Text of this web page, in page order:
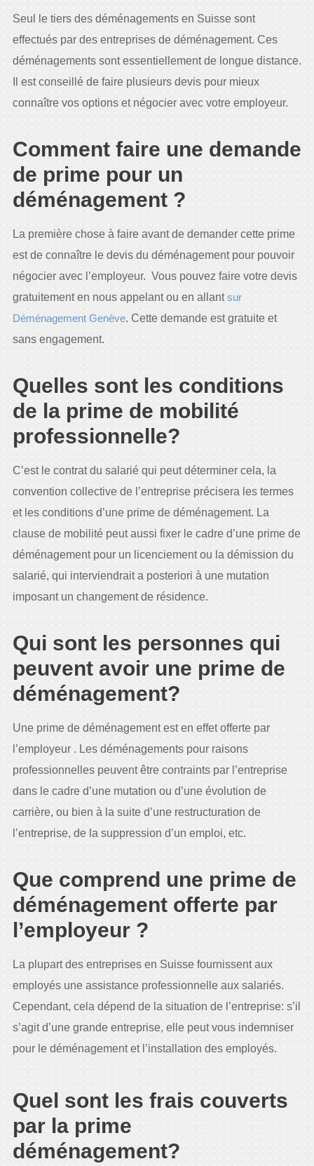
Seul le tiers des déménagements en Suisse sont
effectués par des entreprises de déménagement. Ces
déménagements sont essentiellement de longue distance.
Il est conseillé de faire plusieurs devis pour mieux
connaître vos options et négocier avec votre employeur.
Comment faire une demande
de prime pour un
déménagement ?
La première chose à faire avant de demander cette prime
est de connaître le devis du déménagement pour pouvoir
négocier avec l’employeur. Vous pouvez faire votre devis
gratuitement en nous appelant ou en allantsur
Déménagement Genève. Cette demande est gratuite et
sans engagement.
Quelles sont les conditions
de la prime de mobilité
professionnelle?
C’est le contrat du salarié qui peut déterminer cela, la
convention collective de l’entreprise précisera les termes
et les conditions d’une prime de déménagement. La
clause de mobilité peut aussi fixer le cadre d’une prime de
déménagement pour un licenciement ou la démission du
salarié, qui interviendrait a posteriori à une mutation
imposant un changement de résidence.
Qui sont les personnes qui
peuvent avoir une prime de
déménagement?
Une prime de déménagement est en effet offerte par
l’employeur . Les déménagements pour raisons
professionnelles peuvent être contraints par l’entreprise
dans le cadre d’une mutation ou d’une évolution de
carrière, ou bien à la suite d’une restructuration de
l’entreprise, de la suppression d’un emploi, etc.
Que comprend une prime de
déménagement offerte par
l’employeur ?
La plupart des entreprises en Suisse fournissent aux
employés une assistance professionnelle aux salariés.
Cependant, cela dépend de la situation de l’entreprise: s’il
s’agit d’une grande entreprise, elle peut vous indemniser
pour le déménagement et l’installation des employés.
Quel sont les frais couverts
par la prime
déménagement?